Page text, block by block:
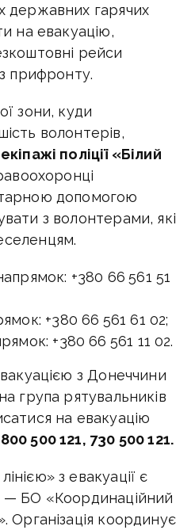
державних гарячих
на евакуацію,
рейси
прифронту.
зони, куди
волонтерів,
поліції «Білий
допомогою
з волонтерами, які
+380 66 561 51
+380 66 561 61 02;
+380 66 561 11 02.
з Донеччини
група рятувальників
на евакуацію
800 500 121, 730 500 121.
з евакуації є
БО «Координаційний
Організація координує